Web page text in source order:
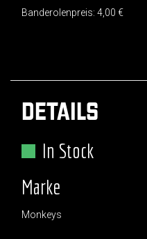
Banderolenpreis: 4,00 €
DETAILS
In Stock
Marke
Monkeys